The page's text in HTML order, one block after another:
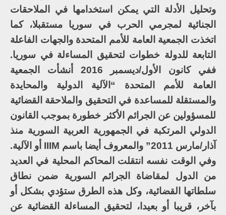
وتحليل الأدلة التي يمكن استخدامها في الملاحقات
الجنائية لمجرمي الحرب في سوريا مستقبلا، كما
اتخذت الجمعية العامة للأمم المتحدة والجهات الفاعلة
التابعة للدولة خطوات لتحقيق المساءلة في سوريا.
ففي كانون الأول/ديسمبر 2016 أنشأت الجمعية
العامة للأمم المتحدة “الآلية الدولية والمحايدة
والمستقلة للمساعدة في التحقيق والملاحقة القضائية
للمسؤولين عن الجرائم الأكثر خطورة بموجب القانون
الدولي المرتكبة في الجمهورية العربية السورية منذ
آذار/مارس 2011” والمعروف أيضا باسم IIIM أو الآلية.
وفي الوقت نفسه انتقلت المحاكم المحلية في العديد
من الدول لمقاضاة الجرائم السورية ضمن نطاق
سلطاتها القضائية، وكل هذه الطرق ستؤدي بشكل أو
بآخر، قريبا أو بعيدا، لتحقيق المساءلة القضائية عن